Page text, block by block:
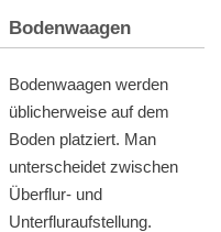
Bodenwaagen
Bodenwaagen werden
üblicherweise auf dem
Boden platziert. Man
unterscheidet zwischen
Überflur- und
Unterfluraufstellung.